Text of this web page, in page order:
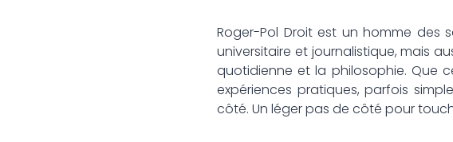
Roger-Pol Droit est un homme des
universitaire et journalistique, mais
quotidienne et la philosophie. Que
expériences pratiques, parfois
côté. Un léger pas de côté pour